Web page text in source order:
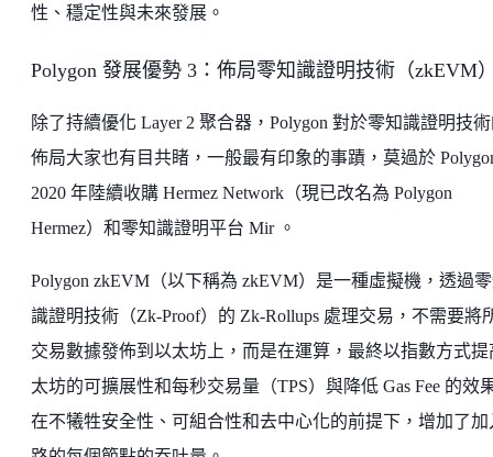
性、穩定性與未來發展。
Polygon 發展優勢 3：佈局零知識證明技術（zkEVM
除了持續優化 Layer 2 聚合器，Polygon 對於零知識證明技
佈局大家也有目共睹，一般最有印象的事蹟，莫過於
2020 年陸續收購 Hermez Network（現已改名為 Polygon
Hermez）和零知識證明平台 Mir 。
Polygon zkEVM（以下稱為 zkEVM）是一種虛擬機，透過
識證明技術（Zk-Proof）的 Zk-Rollups 處理交易，不需要將
交易數據發佈到以太坊上，而是在運算，最終以指數方式提
太坊的可擴展性和每秒交易量（TPS）與降低 Gas Fee 的效
在不犧牲安全性、可組合性和去中心化的前提下，增加了加